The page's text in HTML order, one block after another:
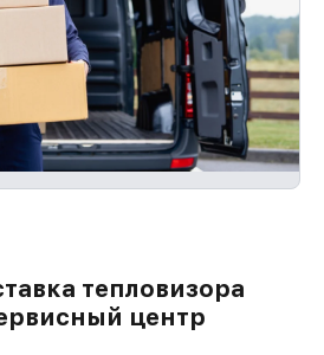
тепловизора
центр